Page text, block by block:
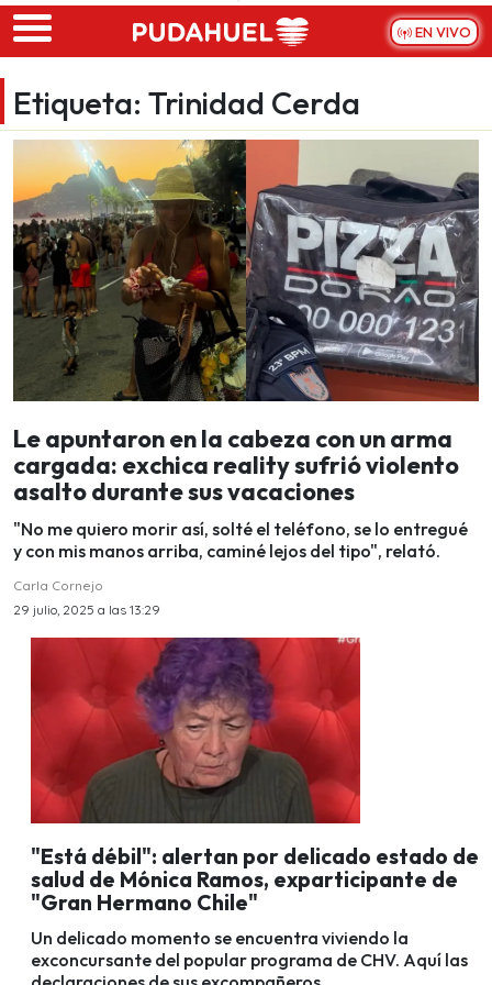
Skip to main content
EN VIVO
Etiqueta: Trinidad Cerda
Le apuntaron en la cabeza con un arma
cargada: exchica reality sufrió violento
asalto durante sus vacaciones
"No me quiero morir así, solté el teléfono, se lo entregué
y con mis manos arriba, caminé lejos del tipo", relató.
Carla Cornejo
29 julio, 2025 a las 13:29
"Está débil": alertan por delicado estado de
salud de Mónica Ramos, exparticipante de
"Gran Hermano Chile"
Un delicado momento se encuentra viviendo la
exconcursante del popular programa de CHV. Aquí las